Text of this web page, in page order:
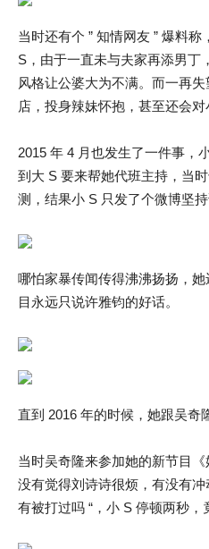
当时还有个 ” 知情网友 ” 爆料
S，由于一直未与夫家再添男丁
风格让公婆大为不满。而一再
店，投身辣妹怀抱，甚至还会
2015 年 4 月也发生了一件事，
到大 S 要来帮她代班主持，当
测，结果小 S 只发了个微博坚持
哪怕家暴传闻传得沸沸扬扬，
目永远只说许雅钧的好话。
直到 2016 年的时候，她跟吴奇
当时吴奇隆来参加她的新节目
没有觉得刘诗诗很烦，有没有
有被打过吗 “，小 S 停顿两秒，